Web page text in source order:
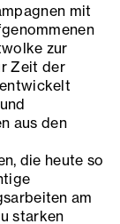
mit
zur
Zeit der
aus den
die heute so
am
starken